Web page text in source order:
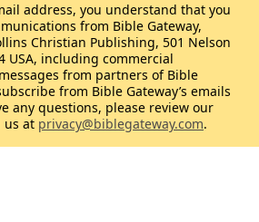
address, you understand that you
from Bible Gateway,
Christian Publishing, 501 Nelson
USA, including commercial
from partners of Bible
from Bible Gateway’s emails
any questions, please review our
us at privacy@biblegateway.com.